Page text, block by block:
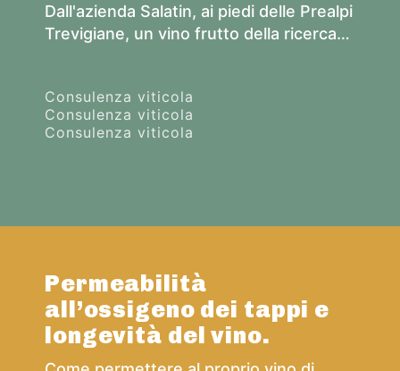
Dall'azienda Salatin, ai piedi delle Prealpi
Trevigiane, un vino frutto della ricerca
Consulenza viticola
Consulenza viticola
Consulenza viticola
Permeabilità
all’ossigeno dei tappi e
longevità del vino.